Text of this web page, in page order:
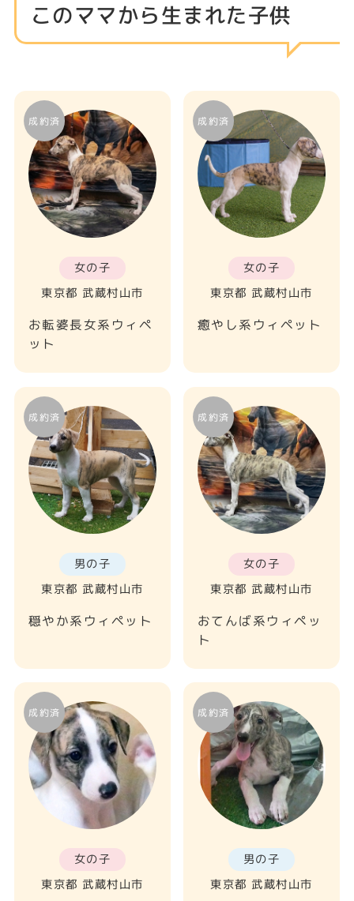
このママから生まれた子供
女の子
東京都 武蔵村山市
お転婆長女系ウィペ
ット
女の子
東京都 武蔵村山市
癒やし系ウィペット
男の子
東京都 武蔵村山市
穏やか系ウィペット
女の子
東京都 武蔵村山市
おてんば系ウィペッ
ト
女の子
東京都 武蔵村山市
男の子
東京都 武蔵村山市